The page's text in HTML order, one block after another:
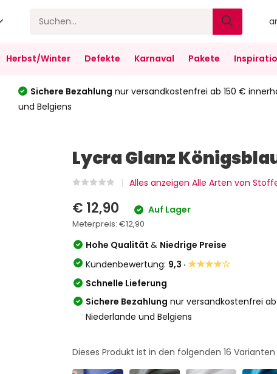
Herbst/Winter Defekte Karnaval Pakete
Sichere Bezahlung nur versandkostenfrei ab 150 €
und Belgiens
Lycra Glanz
Alles anzeigen Alle Arten von
€ 12,90 Auf Lager
Meterpreis:€12,90
Hohe Qualität& Niedrige Preise
Kundenbewertung: 9,3 ·★★★★☆
Schnelle Lieferung
Sichere Bezahlung nur versandkostenfrei
Niederlande und Belgiens
Dieses Produkt ist in den folgenden16